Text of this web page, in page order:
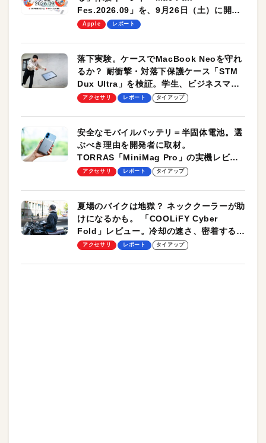
Fes.2026.09」を、9月26日（土）に開催
します！
Apple レポート
落下実験。ケースでMacBook Neoを守れ
るか？ 耐衝撃・対落下保護ケース「STM
Dux Ultra」を検証。学生、ビジネスマン
のモバイルユースに最適！
アクセサリ レポート タイアップ
安全なモバイルバッテリ＝半固体電池。選
ぶべき理由を開発者に取材。
TORRAS「MiniMag Pro」の実機レビュ
ーも
アクセサリ レポート タイアップ
夏場のバイクは地獄？ ネッククーラーが助
けになるかも。 「COOLiFY Cyber
Fold」レビュー。冷却の速さ、密着する冷
却プレート、シンプルな操作性がグッド！
アクセサリ レポート タイアップ